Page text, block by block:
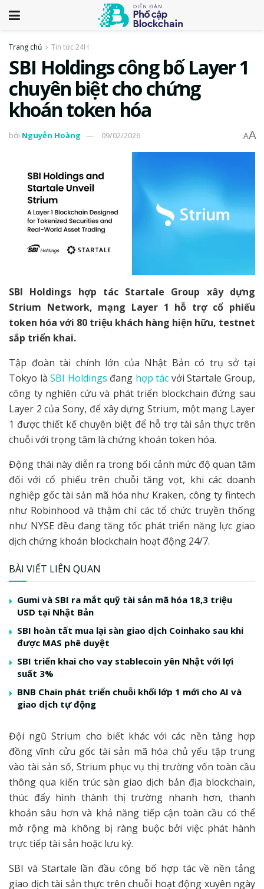
Trang chủ Tin tức 24H
SBI Holdings công bố Layer 1
chuyên biệt cho chứng
khoán token hóa
bởi Nguyễn Hoàng 09/02/2026 AA
SBI Holdings hợp tác Startale Group xây dựng
Strium Network, mạng Layer 1 hỗ trợ cổ phiếu
token hóa với 80 triệu khách hàng hiện hữu, testnet
sắp triển khai.
Tập đoàn tài chính lớn của Nhật Bản có trụ sở tại
Tokyo làSBI Holdings đang hợp tác với Startale Group,
công ty nghiên cứu và phát triển blockchain đứng sau
Layer 2 của Sony, để xây dựng Strium, một mạng Layer
1 được thiết kế chuyên biệt để hỗ trợ tài sản thực trên
chuỗi với trọng tâm là chứng khoán token hóa.
Động thái này diễn ra trong bối cảnh mức độ quan tâm
đối với cổ phiếu trên chuỗi tăng vọt, khi các doanh
nghiệp gốc tài sản mã hóa như Kraken, công ty fintech
như Robinhood và thậm chí các tổ chức truyền thống
như NYSE đều đang tăng tốc phát triển năng lực giao
dịch chứng khoán blockchain hoạt động 24/7.
BÀI VIẾT LIÊN QUAN
Gumi và SBI ra mắt quỹ tài sản mã hóa 18,3 triệu
USD tại Nhật Bản
SBI hoàn tất mua lại sàn giao dịch Coinhako sau khi
được MAS phê duyệt
SBI triển khai cho vay stablecoin yên Nhật với lợi
suất 3%
BNB Chain phát triển chuỗi khối lớp 1 mới cho AI và
giao dịch tự động
Đội ngũ Strium cho biết khác với các nền tảng hợp
đồng vĩnh cửu gốc tài sản mã hóa chủ yếu tập trung
vào tài sản số, Strium phục vụ thị trường vốn toàn cầu
thông qua kiến trúc sàn giao dịch bản địa blockchain,
thúc đẩy hình thành thị trường nhanh hơn, thanh
khoản sâu hơn và khả năng tiếp cận toàn cầu có thể
mở rộng mà không bị ràng buộc bởi việc phát hành
trực tiếp tài sản hoặc lưu ký.
SBI và Startale lần đầu công bố hợp tác về nền tảng
giao dịch tài sản thực trên chuỗi hoạt động xuyên ngày